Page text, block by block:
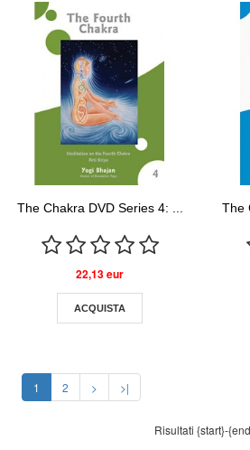
The Chakra DVD Series 4: ...
22,13 eur
ACQUISTA
The
1 2 > >|
Risultati {start}-